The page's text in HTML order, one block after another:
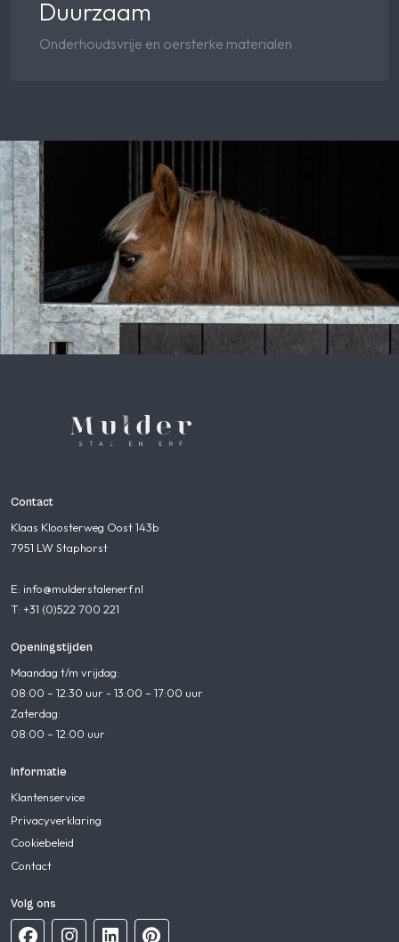
Duurzaam
Onderhoudsvrije en oersterke materialen
Contact
Klaas Kloosterweg Oost 143b
7951 LW Staphorst
E: info@mulderstalenerf.nl
T: +31 (0)522 700 221
Openingstijden
Maandag t/m vrijdag:
08:00 – 12:30 uur - 13:00 – 17:00 uur
Zaterdag:
08:00 – 12:00 uur
Informatie
Klantenservice
Privacyverklaring
Cookiebeleid
Contact
Volg ons